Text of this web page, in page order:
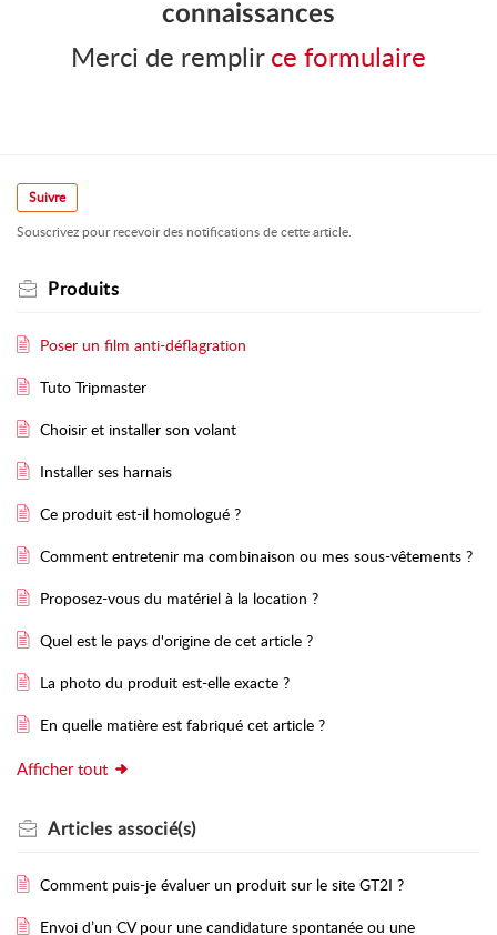
connaissances
Merci de remplirce formulaire
Suivre
Souscrivez pour recevoir des notifications de cette article.
Produits
Poser un film anti-déflagration
Tuto Tripmaster
Choisir et installer son volant
Installer ses harnais
Ce produit est-il homologué ?
Comment entretenir ma combinaison ou mes sous-vêtements ?
Proposez-vous du matériel à la location ?
Quel est le pays d'origine de cet article ?
La photo du produit est-elle exacte ?
En quelle matière est fabriqué cet article ?
Afficher tout
Articles associé(s)
Comment puis-je évaluer un produit sur le site GT2I ?
Envoi d’un CV pour une candidature spontanée ou une